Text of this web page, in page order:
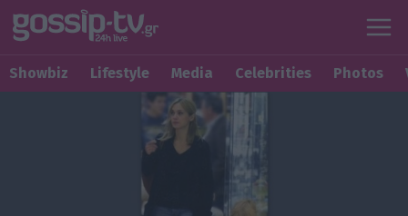
Showbiz Lifestyle Media Celebrities Photos